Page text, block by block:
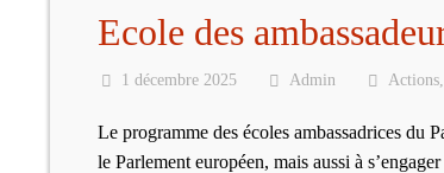
Ecole des
1 décembre 2025 Admin Actions
Le programme des écoles ambassadrices du
le Parlement européen, mais aussi à